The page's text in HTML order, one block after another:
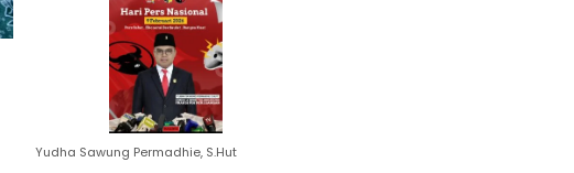
Yudha Sawung Permadhie, S.Hut